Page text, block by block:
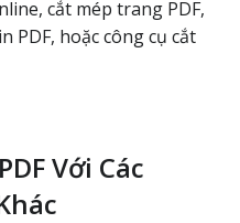
cắt mép trang PDF,
PDF, hoặc công cụ cắt
Với Các